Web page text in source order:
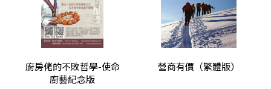
廚房佬的不敗哲學-使命
廚藝紀念版
營商有價（繁體版）